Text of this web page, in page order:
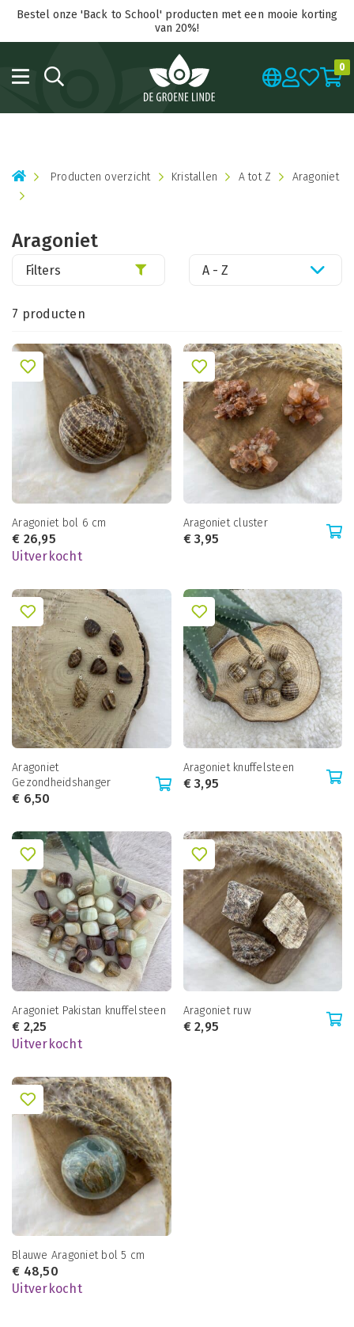
Bestel onze 'Back to School' producten met een mooie korting
van 20%!
0
Producten overzicht Kristallen A tot Z Aragoniet
Aragoniet
7 producten
Filters A - Z
Aragoniet bol 6 cm
€ 26,95
Uitverkocht
Aragoniet cluster
€3,95
Aragoniet
Gezondheidshanger
€ 6,50
Aragoniet knuffelsteen
€3,95
Aragoniet Pakistan knuffelsteen
€ 2,25
Uitverkocht
Aragoniet ruw
€2,95
Blauwe Aragoniet bol 5 cm
€ 48,50
Uitverkocht